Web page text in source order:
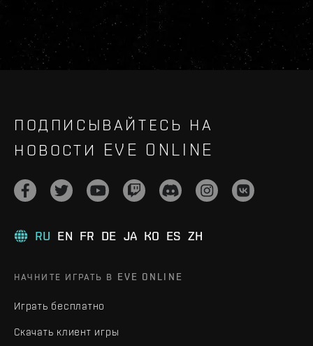
ПОДПИСЫВАЙТЕСЬ НА
НОВОСТИ EVE ONLINE
RU EN FR DE JA KO ES ZH
НАЧНИТЕ ИГРАТЬ В EVE ONLINE
Играть бесплатно
Скачать клиент игры